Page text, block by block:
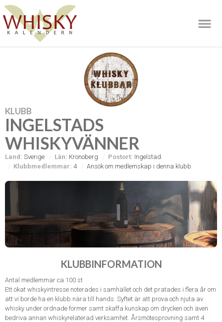
KLUBB
INGELSTADS
WHISKYVÄNNER
Land: Sverige Län: Kronoberg Postort: Ingelstad
Klubbmedlemmar: 4 Ansök om medlemskap i denna klubb
KLUBBINFORMATION
Antal medlemmar ca 100 st
Ett ökat whiskyintresse noterades i samhället och det pratades i flera år om
att vi borde ha en klubb nära till hands. Syftet är att prova och njuta av
whisky under ordnade former samt skaffa kunskap om drycken och även
bedriva annan whiskyrelaterad verksamhet. Årsmötesprovning samt 4